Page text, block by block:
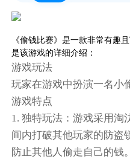
《偷钱比赛》是一款非常有趣
是该游戏的详细介绍：
游戏玩法
玩家在游戏中扮演一名小
游戏特点
1. 独特玩法：游戏采用淘
间内打破其他玩家的防盗
防止其他人偷走自己的钱。